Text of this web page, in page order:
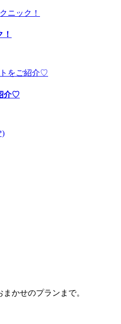
介♡
かせのプランまで。